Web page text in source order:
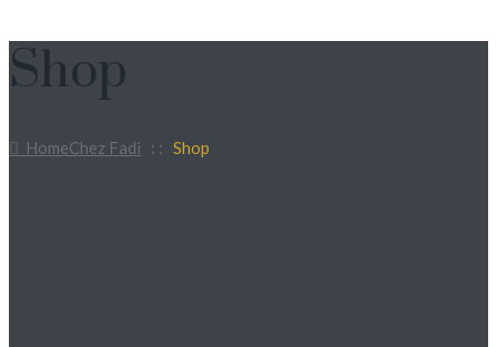
Shop
HomeChez Fadi : : Shop